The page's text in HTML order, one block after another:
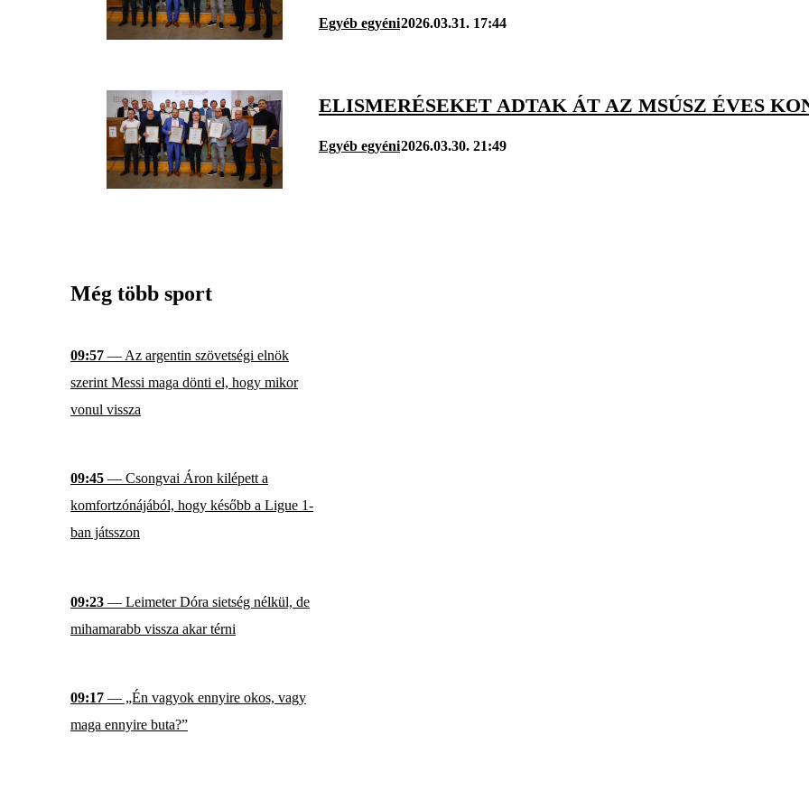
Egyéb egyéni2026.03.31. 17:44
ELISMERÉSEKET ADTAK ÁT AZ MSÚSZ ÉVES
Egyéb egyéni2026.03.30. 21:49
Még több sport
09:57 — Az argentin szövetségi elnök
szerint Messi maga dönti el, hogy mikor
vonul vissza
09:45 — Csongvai Áron kilépett a
komfortzónájából, hogy később a Ligue 1-
ban játsszon
09:23 — Leimeter Dóra sietség nélkül, de
mihamarabb vissza akar térni
09:17 — „Én vagyok ennyire okos, vagy
maga ennyire buta?”